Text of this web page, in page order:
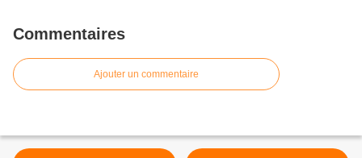
Commentaires
Ajouter un commentaire